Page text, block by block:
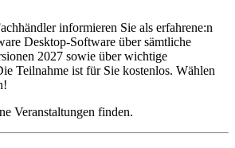
informieren Sie als erfahrene:n
Desktop-Software über sämtliche
2027 sowie über wichtige
Teilnahme ist für Sie kostenlos. Wählen
Veranstaltungen finden.